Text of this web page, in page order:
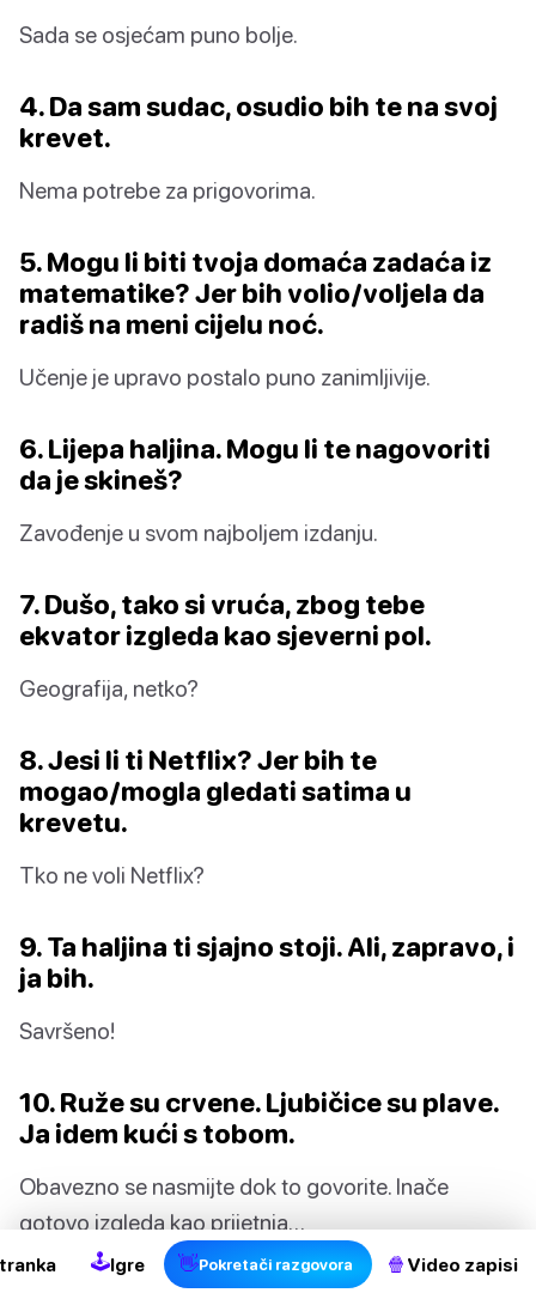
Sada se osjećam puno bolje.
4. Da sam sudac, osudio bih te na svoj
krevet.
Nema potrebe za prigovorima.
5. Mogu li biti tvoja domaća zadaća iz
matematike? Jer bih volio/voljela da
radiš na meni cijelu noć.
Učenje je upravo postalo puno zanimljivije.
6. Lijepa haljina. Mogu li te nagovoriti
da je skineš?
Zavođenje u svom najboljem izdanju.
7. Dušo, tako si vruća, zbog tebe
ekvator izgleda kao sjeverni pol.
Geografija, netko?
8. Jesi li ti Netflix? Jer bih te
mogao/mogla gledati satima u
krevetu.
Tko ne voli Netflix?
9. Ta haljina ti sjajno stoji. Ali, zapravo, i
ja bih.
Savršeno!
10. Ruže su crvene. Ljubičice su plave.
Ja idem kući s tobom.
Obavezno se nasmijte dok to govorite. Inače
gotovo izgleda kao prijetnja…
🕹Igre 👋Pokretači razgovora 🍿 Video zapisi